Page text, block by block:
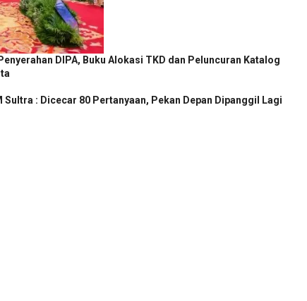
DIPA, Buku Alokasi TKD dan Peluncuran Katalog
Sultra : Dicecar 80 Pertanyaan, Pekan Depan Dipanggil Lagi